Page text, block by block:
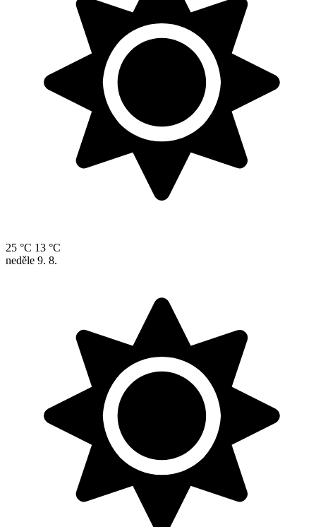
25 °C 13 °C
neděle 9. 8.